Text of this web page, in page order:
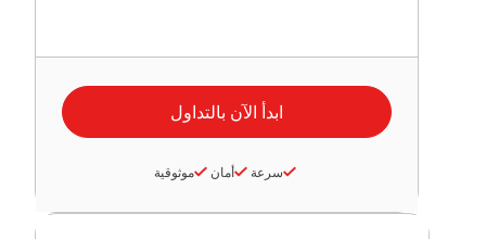
سرعة أمان موثوقية